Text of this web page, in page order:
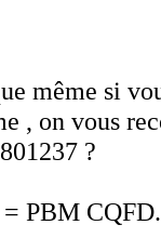
même si
, on vous
?
PBM